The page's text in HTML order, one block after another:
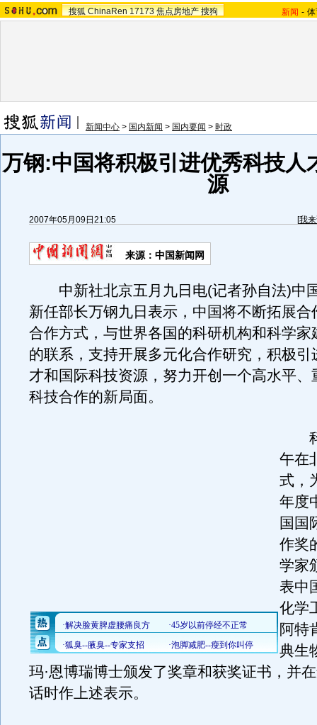
搜狐 ChinaRen 17173 焦点房地产 搜狗 新闻 -
新闻中心 > 国内新闻 > 国内要闻 > 时政
万钢:中国将积极引进优秀科技人
源
2007年05月09日21:05 [我
来源：中国新闻网
中新社北京五月九日电(记者孙自法)中
新任部长万钢九日表示，中国将不断拓展合
合作方式，与世界各国的科研机构和科学家
的联系，支持开展多元化合作研究，积极引
才和国际科技资源，努力开创一个高水平、
科技合作的新局面。
科
午在
式，
年度
国国
作奖
学家
表中
化学
阿特
典生
玛·恩博瑞博士颁发了奖章和获奖证书，并
话时作上述表示。